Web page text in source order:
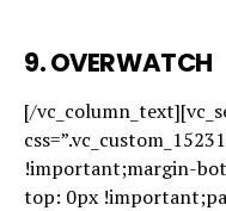
9. OVERWATCH
[/
!important;margin-
top: 0px